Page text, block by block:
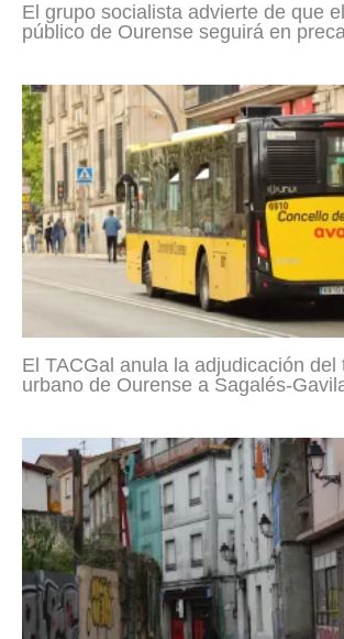
El grupo socialista advierte de que
público de Ourense seguirá en
El TACGal anula la adjudicación del
urbano de Ourense a Sagalés-